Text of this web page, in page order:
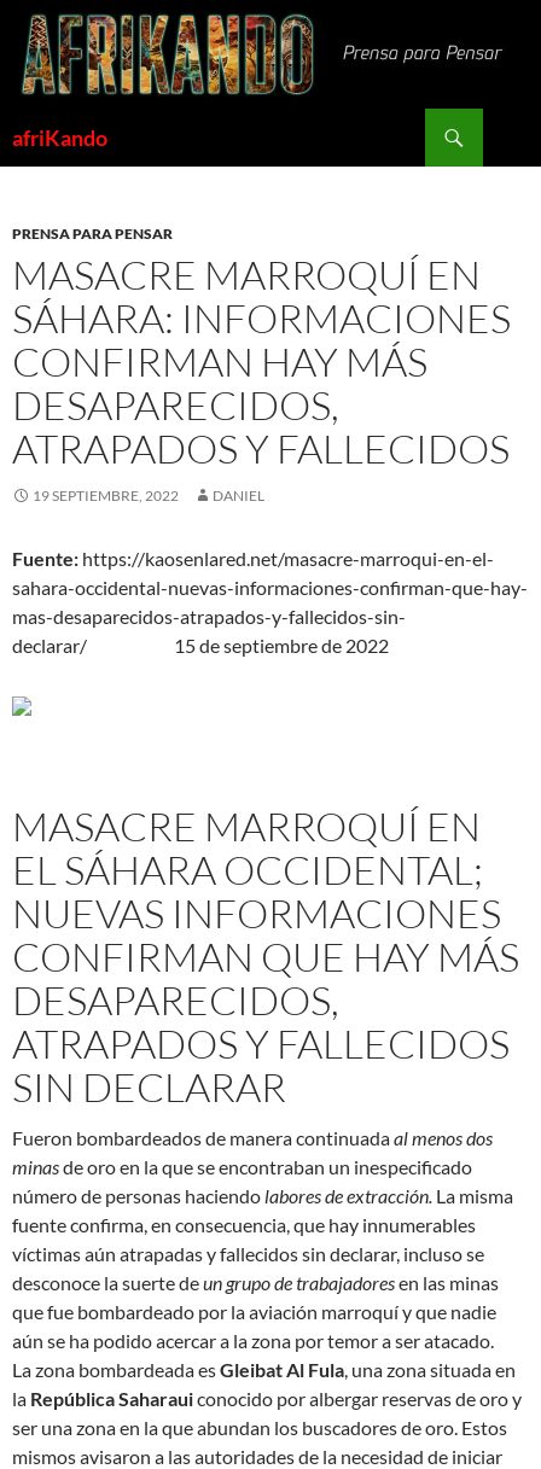
Saltar
contenido
afriKando
PRENSA PARA PENSAR
MASACRE MARROQUÍ EN
SÁHARA: INFORMACIONES
CONFIRMAN HAY MÁS
DESAPARECIDOS,
ATRAPADOS Y FALLECIDOS
19 SEPTIEMBRE, 2022 DANIEL
Fuente: https://kaosenlared.net/masacre-marroqui-en-el-
sahara-occidental-nuevas-informaciones-confirman-que-hay-
mas-desaparecidos-atrapados-y-fallecidos-sin-
declarar/ 15 de septiembre de 2022
MASACRE MARROQUÍ EN
EL SÁHARA OCCIDENTAL;
NUEVAS INFORMACIONES
CONFIRMAN QUE HAY MÁS
DESAPARECIDOS,
ATRAPADOS Y FALLECIDOS
SIN DECLARAR
Fueron bombardeados de manera continuadaal menos dos
minasde oro en la que se encontraban un inespecificado
número de personas haciendo labores de extracción. La misma
fuente confirma, en consecuencia, que hay innumerables
víctimas aún atrapadas y fallecidos sin declarar, incluso se
desconoce la suerte deun grupo de trabajadoresen las minas
que fue bombardeado por la aviación marroquí y que nadie
aún se ha podido acercar a la zona por temor a ser atacado.
La zona bombardeada esGleibat Al Fula, una zona situada en
la República Saharauiconocido por albergar reservas de oro y
ser una zona en la que abundan los buscadores de oro. Estos
mismos avisaron a las autoridades de la necesidad de iniciar